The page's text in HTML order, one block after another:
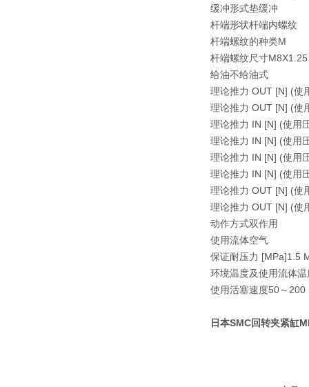
缓冲形式垫缓冲
杆端形状杆端内螺纹
杆端螺纹的种类M
杆端螺纹尺寸M8X1.25
给油不给油式
理论推力 OUT [N] (使
理论推力 OUT [N] (使
理论推力 IN [N] (使用
理论推力 IN [N] (使用
理论推力 IN [N] (使用
理论推力 IN [N] (使用
理论推力 OUT [N] (使
理论推力 OUT [N] (使
动作方式双作用
使用流体空气
保证耐压力 [MPa]1.5
环境温度及使用流体
使用活塞速度50～200
日本SMC回转夹紧缸